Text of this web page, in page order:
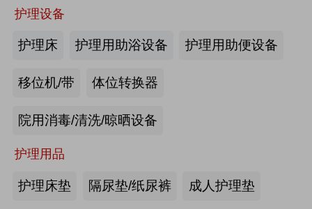
护理设备
护理床 护理用助浴设备 护理用助便设备
移位机/带 体位转换器
院用消毒/清洗/晾晒设备
护理用品
护理床垫 隔尿垫/纸尿裤 成人护理垫
机构“一件事”上线